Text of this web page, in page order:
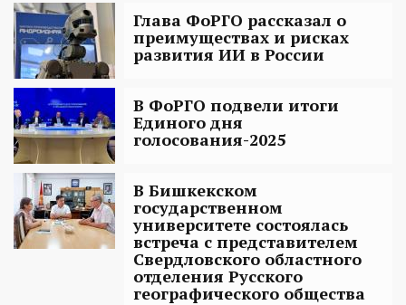
Глава ФоРГО рассказал о
преимуществах и рисках
развития ИИ в России
В ФоРГО подвели итоги
Единого дня
голосования-2025
В Бишкекском
государственном
университете состоялась
встреча с представителем
Свердловского областного
отделения Русского
географического общества